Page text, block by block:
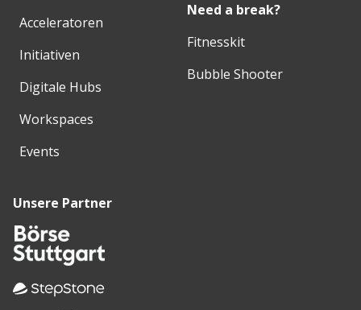
Acceleratoren
Initiativen
Digitale Hubs
Workspaces
Events
Need a break?
Fitnesskit
Bubble Shooter
Unsere Partner